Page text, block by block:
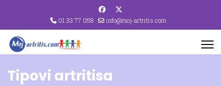
01 33 77 058 info@moj-artritis.com
Tipovi artritisa